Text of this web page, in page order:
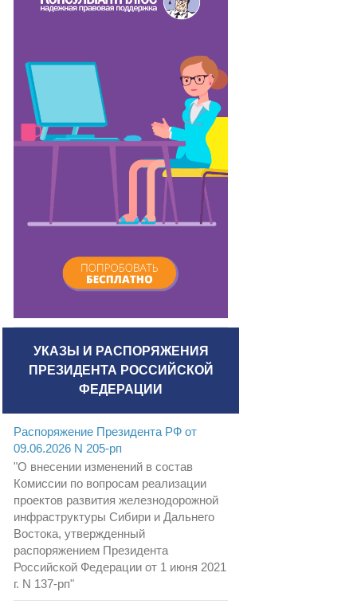
УКАЗЫ И РАСПОРЯЖЕНИЯ
ПРЕЗИДЕНТА РОССИЙСКОЙ
ФЕДЕРАЦИИ
Распоряжение Президента РФ от
09.06.2026 N 205-рп
"О внесении изменений в состав
Комиссии по вопросам реализации
проектов развития железнодорожной
инфраструктуры Сибири и Дальнего
Востока, утвержденный
распоряжением Президента
Российской Федерации от 1 июня 2021
г. N 137-рп"